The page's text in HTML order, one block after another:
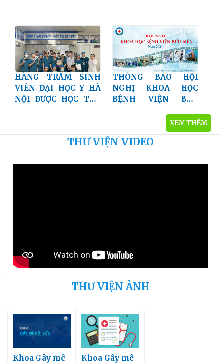
hưởng chế độ hưu trí cho TTƯT.TS.BS Hoàng Văn Bách
– Trưởng khoa Gây mê hồi sức Bệnh viện Bưu điện.
HÀNG TRĂM SINH
VIÊN ĐẠI HỌC Y HÀ
NỘI ĐƯỢC HỌC TẬP,
ĐIỆN (19/03/2025)
THÔNG BÁO HỘI
NGHỊ KHOA HỌC
BỆNH VIỆN BƯU
XEM THÊM
THƯ VIỆN VIDEO
THƯ VIỆN ẢNH
Khoa Gây mê
Khoa Gây mê